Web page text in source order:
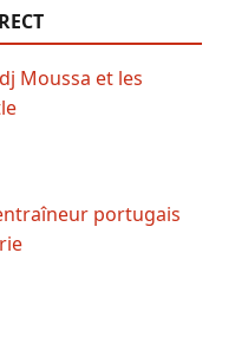
Moussa et les
portugais